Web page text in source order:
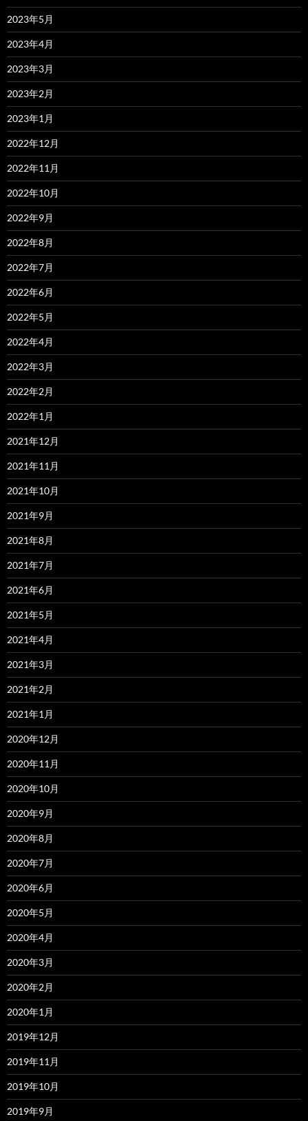
2023年5月
2023年4月
2023年3月
2023年2月
2023年1月
2022年12月
2022年11月
2022年10月
2022年9月
2022年8月
2022年7月
2022年6月
2022年5月
2022年4月
2022年3月
2022年2月
2022年1月
2021年12月
2021年11月
2021年10月
2021年9月
2021年8月
2021年7月
2021年6月
2021年5月
2021年4月
2021年3月
2021年2月
2021年1月
2020年12月
2020年11月
2020年10月
2020年9月
2020年8月
2020年7月
2020年6月
2020年5月
2020年4月
2020年3月
2020年2月
2020年1月
2019年12月
2019年11月
2019年10月
2019年9月